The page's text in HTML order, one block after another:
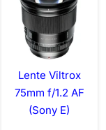
Lente Viltrox
75mm f/1.2 AF
(Sony E)